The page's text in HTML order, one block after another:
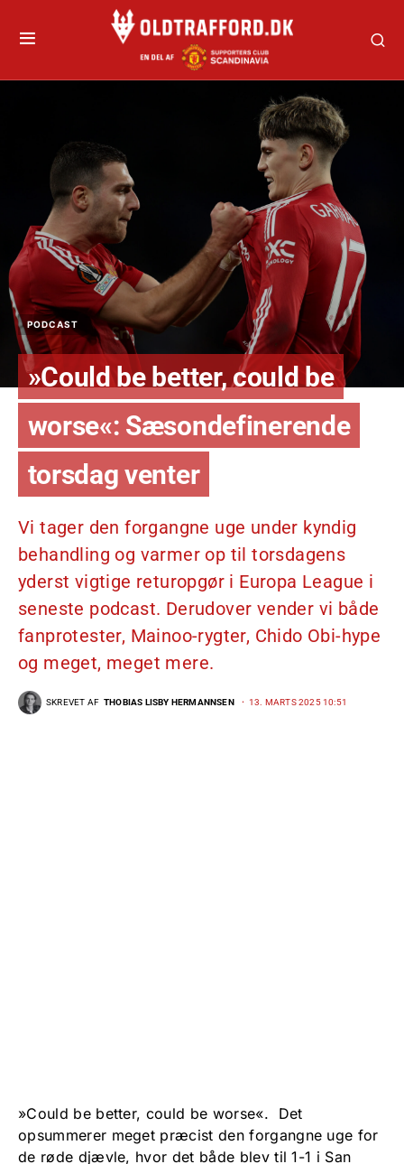
PODCAST
»Could be better, could be
worse«: Sæsondefinerende
torsdag venter
Vi tager den forgangne uge under kyndig
behandling og varmer op til torsdagens
yderst vigtige returopgør i Europa League i
seneste podcast. Derudover vender vi både
fanprotester, Mainoo-rygter, Chido Obi-hype
og meget, meget mere.
SKREVET AF THOBIAS LISBY HERMANNSEN 13. MARTS 2025 10:51
»Could be better, could be worse«. Det
opsummerer meget præcist den forgangne uge for
de røde djævle, hvor det både blev til 1-1 i San